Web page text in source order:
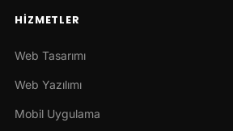
HIZMETLER
Web Tasarımı
Web Yazılımı
Mobil Uygulama